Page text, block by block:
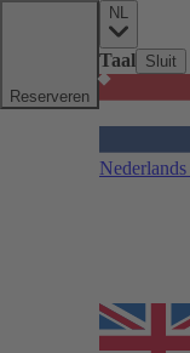
Reserveren
NL
Taal Sluit
Nederlands